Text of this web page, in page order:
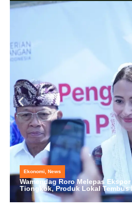
Ekonomi, News
Wamendag Roro Melepas
Tiongkok, Produk Lokal Tembus